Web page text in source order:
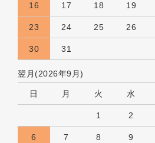
16 17 18 19
23 24 25 26
30 31
翌月(2026年9月)
日 月 火 水
1 2
6 7 8 9